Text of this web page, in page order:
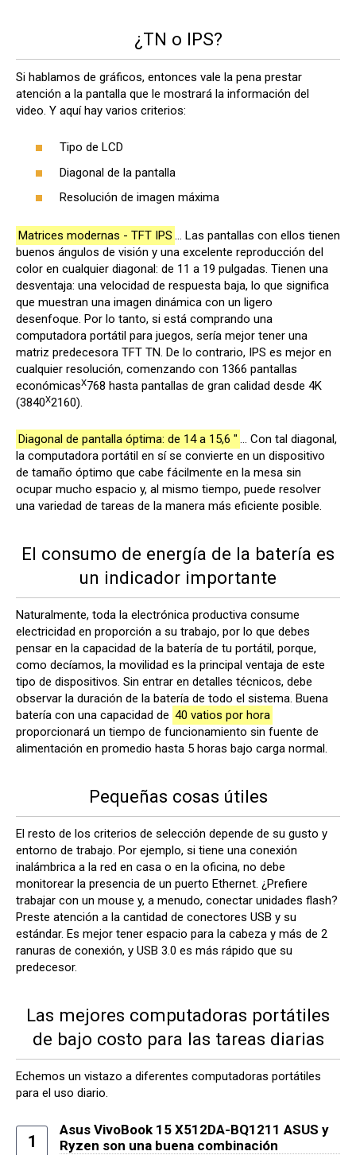
¿TN o IPS?
Si hablamos de gráficos, entonces vale la pena prestar
atención a la pantalla que le mostrará la información del
video. Y aquí hay varios criterios:
Tipo de LCD
Diagonal de la pantalla
Resolución de imagen máxima
Matrices modernas - TFT IPS ... Las pantallas con ellos tienen
buenos ángulos de visión y una excelente reproducción del
color en cualquier diagonal: de 11 a 19 pulgadas. Tienen una
desventaja: una velocidad de respuesta baja, lo que significa
que muestran una imagen dinámica con un ligero
desenfoque. Por lo tanto, si está comprando una
computadora portátil para juegos, sería mejor tener una
matriz predecesora TFT TN. De lo contrario, IPS es mejor en
cualquier resolución, comenzando con 1366 pantallas
económicasX768 hasta pantallas de gran calidad desde 4K
(3840X2160).
Diagonal de pantalla óptima: de 14 a 15,6 " ... Con tal diagonal,
la computadora portátil en sí se convierte en un dispositivo
de tamaño óptimo que cabe fácilmente en la mesa sin
ocupar mucho espacio y, al mismo tiempo, puede resolver
una variedad de tareas de la manera más eficiente posible.
El consumo de energía de la batería es
un indicador importante
Naturalmente, toda la electrónica productiva consume
electricidad en proporción a su trabajo, por lo que debes
pensar en la capacidad de la batería de tu portátil, porque,
como decíamos, la movilidad es la principal ventaja de este
tipo de dispositivos. Sin entrar en detalles técnicos, debe
observar la duración de la batería de todo el sistema. Buena
batería con una capacidad de 40 vatios por hora
proporcionará un tiempo de funcionamiento sin fuente de
alimentación en promedio hasta 5 horas bajo carga normal.
Pequeñas cosas útiles
El resto de los criterios de selección depende de su gusto y
entorno de trabajo. Por ejemplo, si tiene una conexión
inalámbrica a la red en casa o en la oficina, no debe
monitorear la presencia de un puerto Ethernet. ¿Prefiere
trabajar con un mouse y, a menudo, conectar unidades flash?
Preste atención a la cantidad de conectores USB y su
estándar. Es mejor tener espacio para la cabeza y más de 2
ranuras de conexión, y USB 3.0 es más rápido que su
predecesor.
Las mejores computadoras portátiles
de bajo costo para las tareas diarias
Echemos un vistazo a diferentes computadoras portátiles
para el uso diario.
1
Asus VivoBook 15 X512DA-BQ1211 ASUS y
Ryzen son una buena combinación